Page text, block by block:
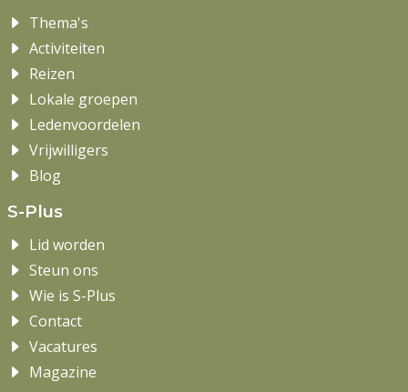
Thema's
Activiteiten
Reizen
Lokale groepen
Ledenvoordelen
Vrijwilligers
Blog
S-Plus
Lid worden
Steun ons
Wie is S-Plus
Contact
Vacatures
Magazine